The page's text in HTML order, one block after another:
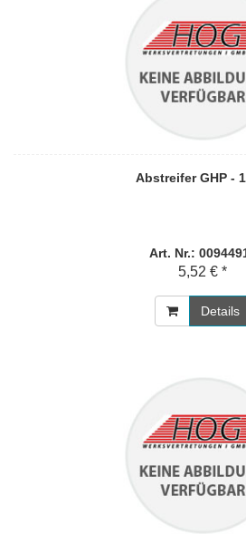
Abstreifer GHP -
Art. Nr.:
5,52 € *
Details